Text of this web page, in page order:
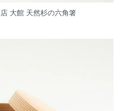
大館 天然杉の六角箸